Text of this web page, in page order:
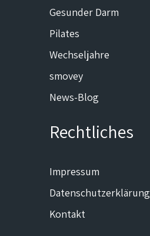
Gesunder Darm
Pilates
Wechseljahre
smovey
News-Blog
Rechtliches
Impressum
Datenschutzerklärung
Kontakt